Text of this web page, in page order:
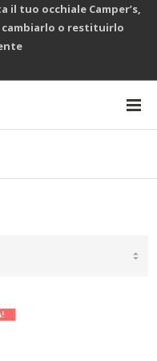
tuo occhiale Camper’s,
o restituirlo